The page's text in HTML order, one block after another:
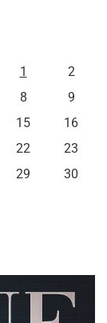
1
2
8
9
15
16
22
23
29
30